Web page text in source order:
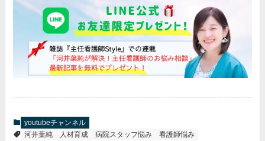
youtubeチャンネル
河井葉純
人材育成 病院スタッフ悩み 看護師悩み